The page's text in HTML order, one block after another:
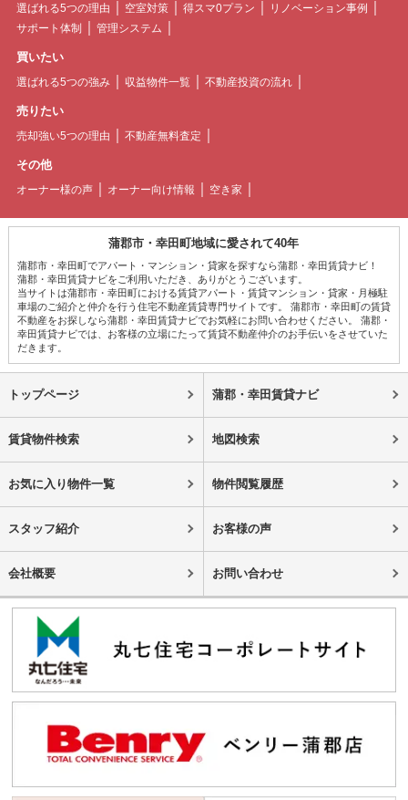
選ばれる5つの理由 空室対策 得スマ0プラン
リノベーション事例
サポート体制
管理システム
買いたい
選ばれる5つの強み 収益物件一覧 不動産投資の流れ
売りたい
売却強い5つの理由 不動産無料査定
その他
オーナー様の声 オーナー向け情報 空き家
蒲郡市・幸田町地域に愛されて40年
蒲郡市・幸田町でアパート・マンション・貸家を探すなら蒲郡・幸田賃貸ナビ！
蒲郡・幸田賃貸ナビをご利用いただき、ありがとうございます。
当サイトは蒲郡市・幸田町における賃貸アパート・賃貸マンション・貸家・月極駐
車場のご紹介と仲介を行う住宅不動産賃貸専門サイトです。 蒲郡市・幸田町の賃貸
不動産をお探しなら蒲郡・幸田賃貸ナビでお気軽にお問い合わせください。 蒲郡・
幸田賃貸ナビでは、お客様の立場にたって賃貸不動産仲介のお手伝いをさせていた
だきます。
トップページ 蒲郡・幸田賃貸ナビ
賃貸物件検索 地図検索
お気に入り物件一覧 物件閲覧履歴
スタッフ紹介 お客様の声
会社概要 お問い合わせ